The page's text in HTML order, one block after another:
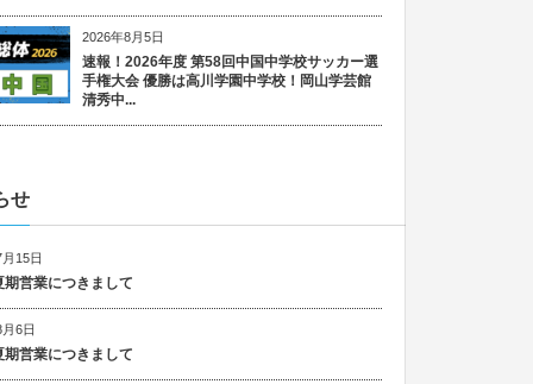
2026年8月5日
速報！2026年度 第58回中国中学校サッカー選
手権大会 優勝は高川学園中学校！岡山学芸館
清秀中...
せ
15日
期営業につきまして
6日
期営業につきまして